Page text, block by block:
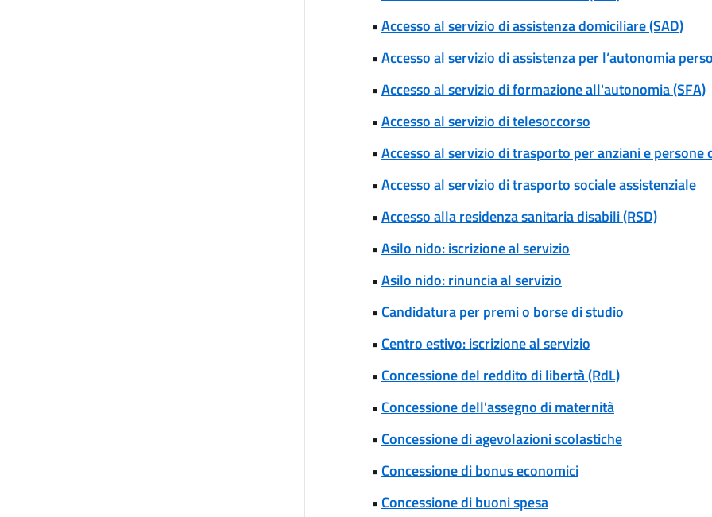
•Accesso al servizio di assistenza domiciliare (SAD)
•Accesso al servizio di assistenza per l’autonomia
•Accesso al servizio di formazione all'autonomia (SFA)
•Accesso al servizio di telesoccorso
•Accesso al servizio di trasporto per anziani e persone
•Accesso al servizio di trasporto sociale assistenziale
•Accesso alla residenza sanitaria disabili (RSD)
•Asilo nido: iscrizione al servizio
•Asilo nido: rinuncia al servizio
• Candidatura per premi o borse di studio
• Centro estivo: iscrizione al servizio
• Concessione del reddito di libertà (RdL)
• Concessione dell'assegno di maternità
• Concessione di agevolazioni scolastiche
• Concessione di bonus economici
• Concessione di buoni spesa